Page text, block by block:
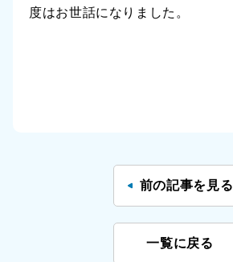
度はお世話になりました。
前の記事を見る
一覧に戻る